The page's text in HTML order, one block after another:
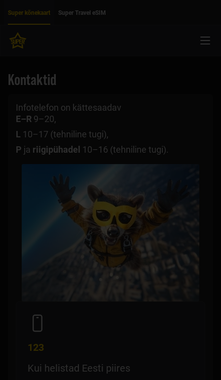
Super kõnekaart
Super Travel eSIM
Kontaktid
Infotelefon on kättesaadav
E–R 9–20,
L 10–17 (tehniline tugi),
P ja riigipühadel 10–16 (tehniline tugi).
123
Kui helistad Eesti piires